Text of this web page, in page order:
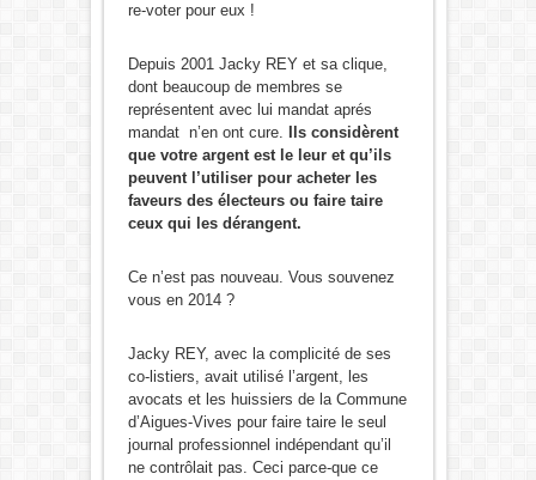
re-voter pour eux !
Depuis 2001 Jacky REY et sa clique,
dont beaucoup de membres se
représentent avec lui mandat aprés
mandat n’en ont cure.
Ils considèrent
que votre argent est le leur et qu’ils
peuvent l’utiliser pour acheter les
faveurs des électeurs ou faire taire
ceux qui les dérangent.
Ce n’est pas nouveau. Vous souvenez
vous en 2014 ?
Jacky REY, avec la complicité de ses
co-listiers, avait utilisé l’argent, les
avocats et les huissiers de la Commune
d’Aigues-Vives pour faire taire le seul
journal professionnel indépendant qu’il
ne contrôlait pas. Ceci parce-que ce